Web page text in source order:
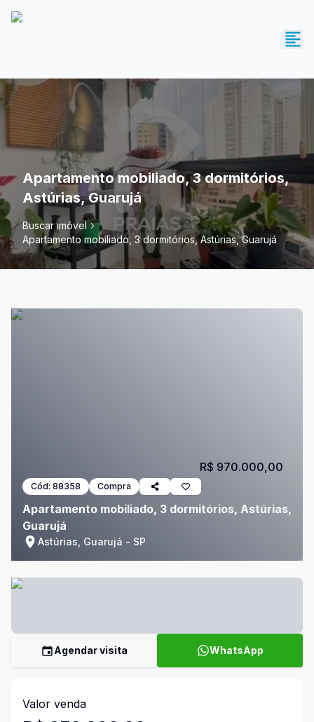
Apartamento mobiliado, 3 dormitórios,
Astúrias, Guarujá
Buscar imóvel
Apartamento mobiliado, 3 dormitórios, Astúrias, Guarujá
Cód: 88358 Compra
Apartamento mobiliado, 3 dormitórios, Astúrias,
Guarujá
Astúrias, Guarujá - SP
R$ 970.000,00
Agendar visita WhatsApp
Valor venda